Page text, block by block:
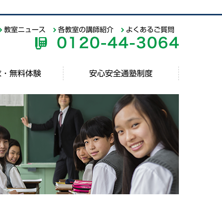
教室ニュース 各教室の講師紹介 よくあるご質問
無料体験 安心安全通塾制度